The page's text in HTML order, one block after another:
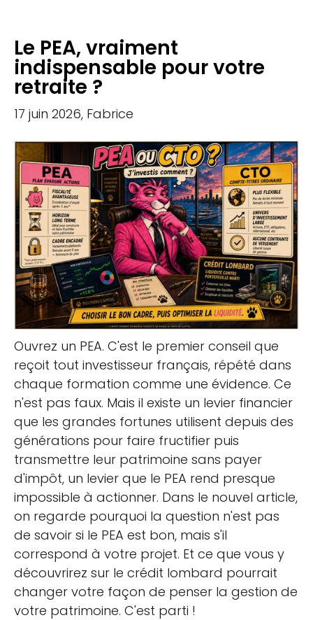
Le PEA, vraiment
indispensable pour votre
retraite ?
17 juin 2026, Fabrice
Ouvrez un PEA. C'est le premier conseil que
reçoit tout investisseur français, répété dans
chaque formation comme une évidence. Ce
n'est pas faux. Mais il existe un levier financier
que les grandes fortunes utilisent depuis des
générations pour faire fructifier puis
transmettre leur patrimoine sans payer
d'impôt, un levier que le PEA rend presque
impossible à actionner. Dans le nouvel article,
on regarde pourquoi la question n'est pas
de savoir si le PEA est bon, mais s'il
correspond à votre projet. Et ce que vous y
découvrirez sur le crédit lombard pourrait
changer votre façon de penser la gestion de
votre patrimoine. C'est parti !